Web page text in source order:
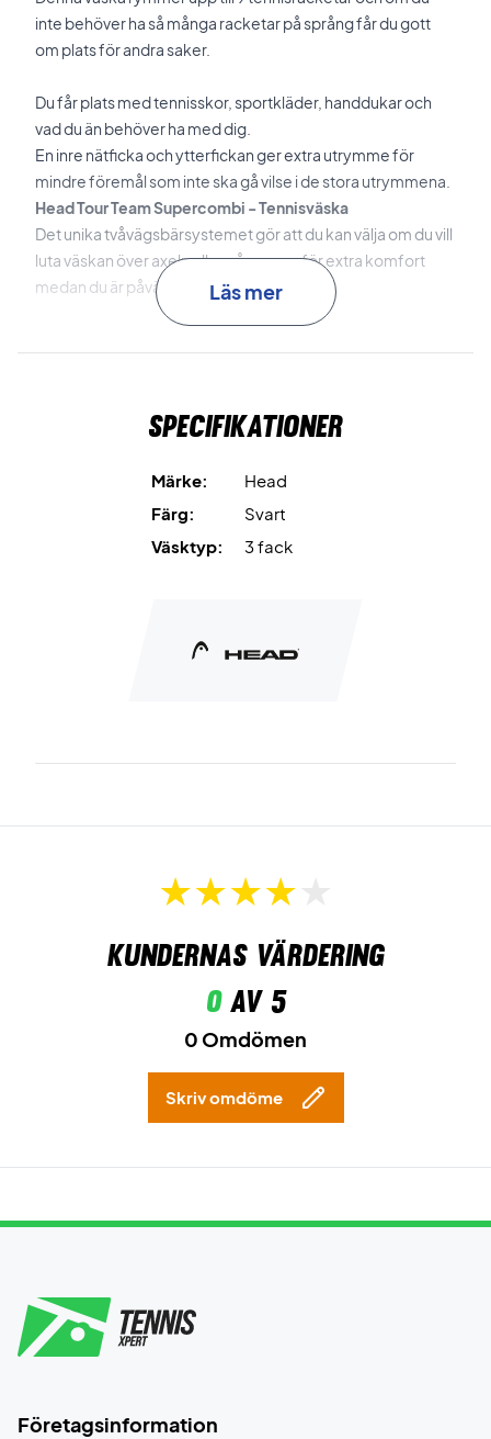
inte behöver ha så många racketar på språng får du gott
om plats för andra saker.
Du får plats med tennisskor, sportkläder, handdukar och
vad du än behöver ha med dig.
En inre nätficka och ytterfickan ger extra utrymme för
mindre föremål som inte ska gå vilse i de stora utrymmena.
Head Tour Team Supercombi - Tennisväska
Det unika tvåvägsbärsystemet gör att du kan välja om du vill
luta väskan över axeln eller på ryggen för extra komfort
medan du är påväg.
84,5 x 31 x 36 cm
Läs mer
Specifikationer
Märke:
Head
Färg:
Svart
Väsktyp:
3 fack
Kundernas värdering
0av 5
0 Omdömen
Skriv omdöme
Företagsinformation